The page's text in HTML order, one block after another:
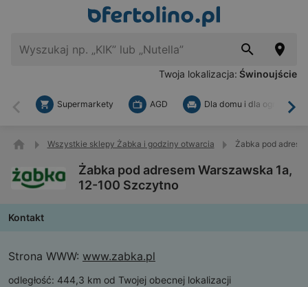
Twoja lokalizacja: Świnoujście
Wstecz
Supermarkety AGD Dla domu i dla ogrodu
Wszystkie sklepy Żabka i godziny otwarcia Żabka pod
Żabka pod adresem Warszawska 1a,
12-100 Szczytno
Kontakt
Strona WWW: www.zabka.pl
odległość: 444,3 km od Twojej obecnej lokalizacji